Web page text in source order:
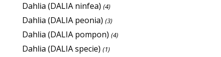
Dahlia (DALIA ninfea) (4)
Dahlia (DALIA peonia) (3)
Dahlia (DALIA pompon) (4)
Dahlia (DALIA specie) (1)